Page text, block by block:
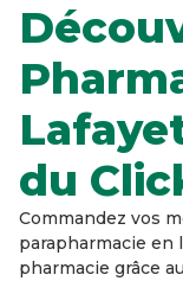
du
Commandez vos
parapharmacie
pharmacie grâce